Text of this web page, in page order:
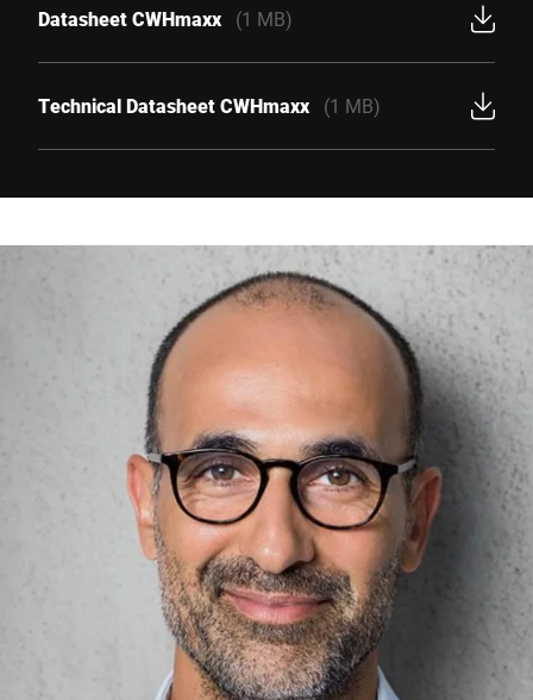
Datasheet CWHmaxx (1 MB)
Technical Datasheet CWHmaxx (1 MB)